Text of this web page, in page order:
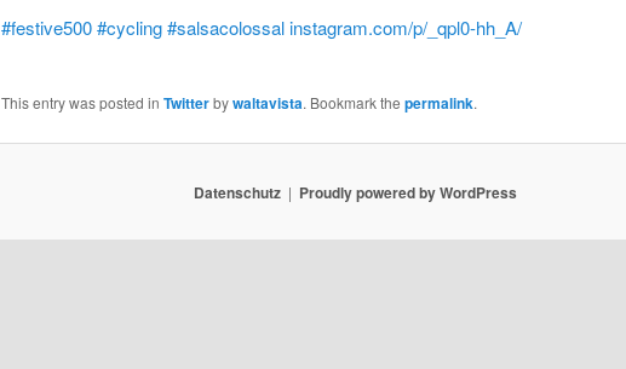
#festive500#cycling#salsacolossalinstagram.com/p/_qpl0-hh_A/
This entry was posted in Twitterbywaltavista. Bookmark the permalink.
Datenschutz Proudly powered by WordPress